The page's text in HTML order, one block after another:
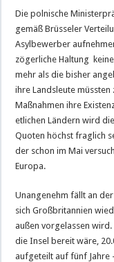
Die polnische
gemäß Brüsseler
Asylbewerber
zögerliche Haltung
mehr als die bisher
ihre Landsleute
Maßnahmen ihre
etlichen Ländern wird
Quoten höchst fraglich
der schon im Mai
Europa.
Unangenehm fällt an
sich Großbritannien
außen vorgelassen
die Insel bereit wäre,
aufgeteilt auf fünf Jahre